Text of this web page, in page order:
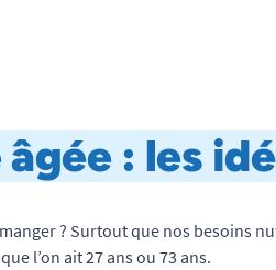
: les
? Surtout que nos besoins
l’on ait 27 ans ou 73 ans.